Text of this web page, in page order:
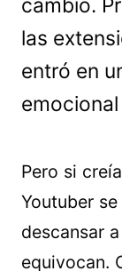
cambio.
las
entró en
Pero si
Youtuber
descansar
equivocan.